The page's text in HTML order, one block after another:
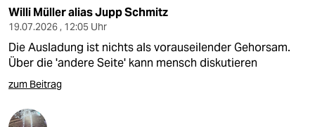
Willi Müller alias Jupp Schmitz
19.07.2026 , 12:05 Uhr
Die Ausladung ist nichts als vorauseilender Gehorsam.
Über die 'andere Seite' kann mensch diskutieren
zum Beitrag